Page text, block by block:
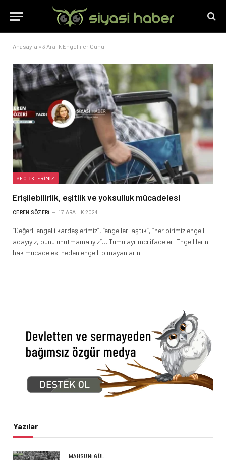
Anasayfa » 3 Aralık Engelliler Günü
SEÇTIKLERIMIZ
Erişilebilirlik, eşitlik ve yoksulluk mücadelesi
CEREN SÖZERI 17 ARALIK 2024
“Değerli engelli kardeşlerimiz”, “engelleri aştık”, “her birimiz engelli
adayıyız, bunu unutmamalıyız”… Tümü ayrımcı ifadeler. Engellilerin
hak mücadelesi neden engelli olmayanların…
Yazılar
MAHSUNI GÜL